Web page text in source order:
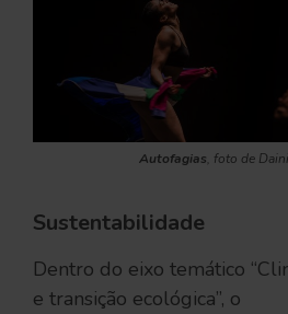
Autofagias , foto de
Sustentabilidade
Dentro do eixo temático
e transição ecológica”, o